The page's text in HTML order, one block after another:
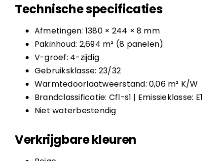
Technische specificaties
Afmetingen: 1380 × 244 × 8 mm
Pakinhoud: 2,694 m² (8 panelen)
V-groef: 4-zijdig
Gebruiksklasse: 23/32
Warmtedoorlaatweerstand: 0,06 m² K/W
Brandclassificatie: Cfl-s1 | Emissieklasse: E1
Niet waterbestendig
Verkrijgbare kleuren